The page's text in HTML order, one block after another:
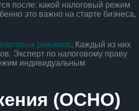
после: какой налоговый режим
это важно на старте бизнеса,
режимов. Каждый из них
Эксперт по налоговому праву
индивидуальным
(ОСНО)